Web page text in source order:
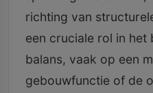
richting van
een cruciale rol in het
balans, vaak op een
gebouwfunctie of de